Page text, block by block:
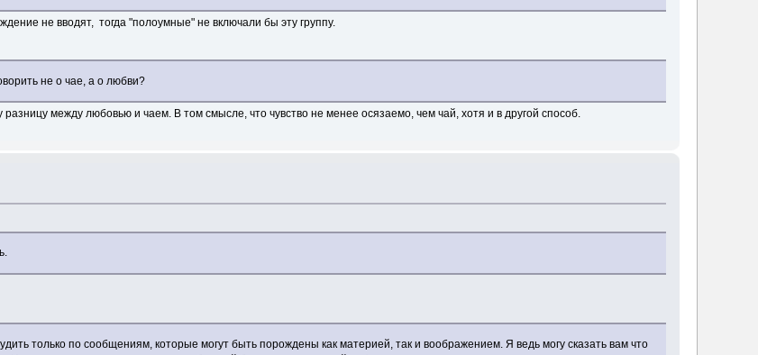
не вводят, тогда "полоумные" не включали бы эту группу.
не о чае, а о любви?
между любовью и чаем. В том смысле, что чувство не менее осязаемо, чем чай, хотя и в другой способ.
только по сообщениям, которые могут быть порождены как материей, так и воображением. Я ведь могу сказать вам что